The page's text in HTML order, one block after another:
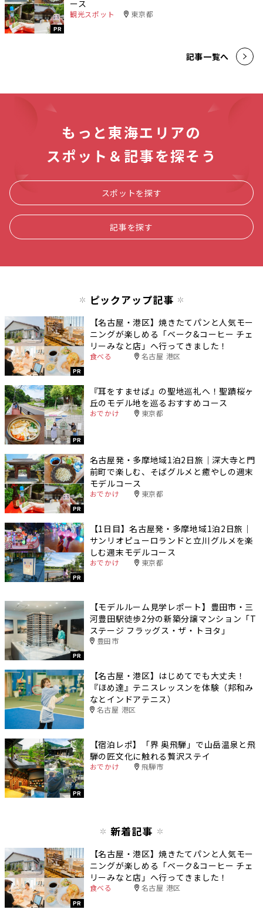
PR
ース
観光スポット 東京都
記事一覧へ
もっと東海エリアの
スポット＆記事を探そう
スポットを探す
記事を探す
ピックアップ記事
PR
【名古屋・港区】焼きたてパンと人気モー
ニングが楽しめる「ベーク&コーヒー チェ
リーみなと店」へ行ってきました！
食べる 名古屋 港区
PR
『耳をすませば』の聖地巡礼へ！聖蹟桜ヶ
丘のモデル地を巡るおすすめコース
おでかけ 東京都
PR
名古屋発・多摩地域1泊2日旅｜深大寺と門
前町で楽しむ、そばグルメと癒やしの週末
モデルコース
おでかけ 東京都
PR
【1日目】名古屋発・多摩地域1泊2日旅｜
サンリオピューロランドと立川グルメを楽
しむ週末モデルコース
おでかけ 東京都
PR
【モデルルーム見学レポート】豊田市・三
河豊田駅徒歩2分の新築分譲マンション「T
ステージ フラッグス・ザ・トヨタ」
豊田市
【名古屋・港区】はじめてでも大丈夫！
『ほめ達』テニスレッスンを体験（邦和み
なとインドアテニス）
名古屋 港区
PR
【宿泊レポ】「界 奥飛騨」で山岳温泉と飛
騨の匠文化に触れる贅沢ステイ
おでかけ 飛騨市
新着記事
PR
【名古屋・港区】焼きたてパンと人気モー
ニングが楽しめる「ベーク&コーヒー チェ
リーみなと店」へ行ってきました！
食べる 名古屋 港区